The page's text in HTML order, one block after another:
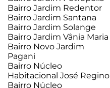
Bairro Jardim Redentor
Bairro Jardim Santana
Bairro Jardim Solange
Bairro Jardim Vânia Maria
Bairro Novo Jardim
Pagani
Bairro Núcleo
Habitacional José Regino
Bairro Núcleo